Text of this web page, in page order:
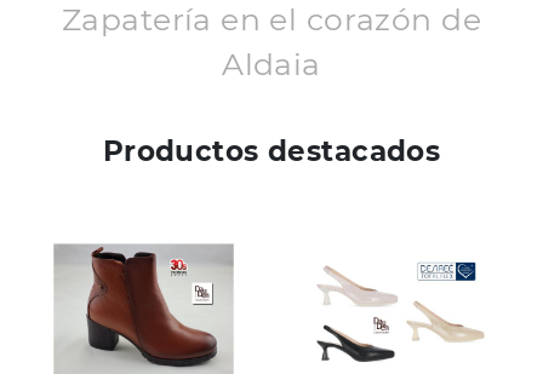
Zapatería en el corazón de
Aldaia
Productos destacados